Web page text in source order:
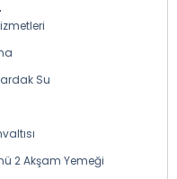
Su
2 Akşam Yemeği